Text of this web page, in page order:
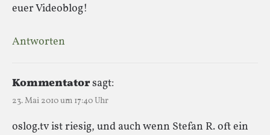
euer Videoblog!
Antworten
Kommentatorsagt:
23. Mai 2010 um 17:40 Uhr
oslog.tv ist riesig, und auch wenn Stefan R. oft ein